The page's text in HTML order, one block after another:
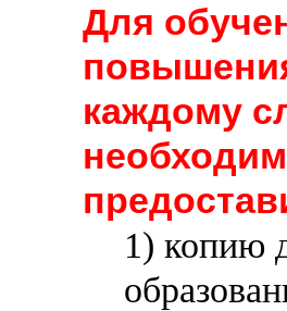
Для
каждому
1) копию